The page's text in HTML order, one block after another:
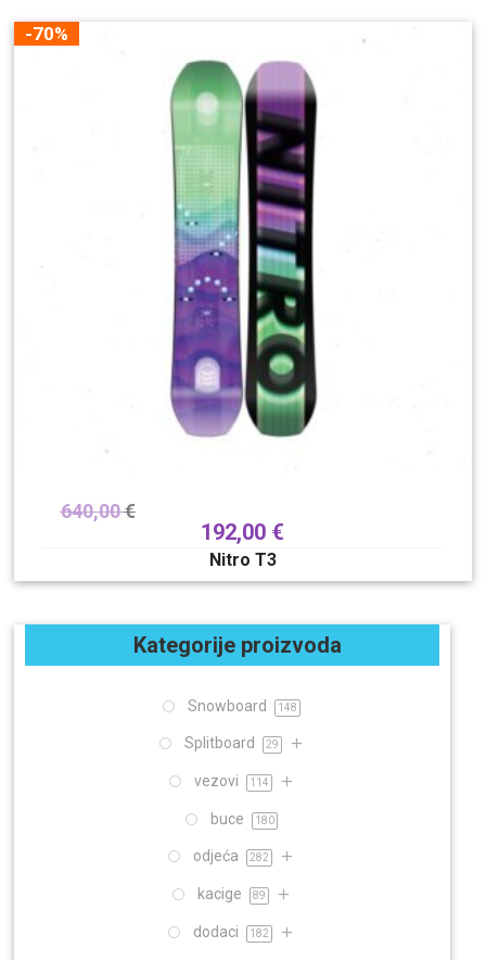
-70%
640,00€
192,00 €
Nitro T3
Kategorije proizvoda
Snowboard 148
Splitboard 29
vezovi 114
buce 180
odjeća 282
kacige 89
dodaci 182